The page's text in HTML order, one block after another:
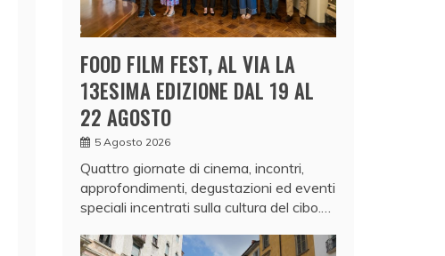
FOOD FILM FEST, AL VIA LA
13ESIMA EDIZIONE DAL 19 AL
22 AGOSTO
5 Agosto 2026
Quattro giornate di cinema, incontri,
approfondimenti, degustazioni ed eventi
speciali incentrati sulla cultura del cibo.…